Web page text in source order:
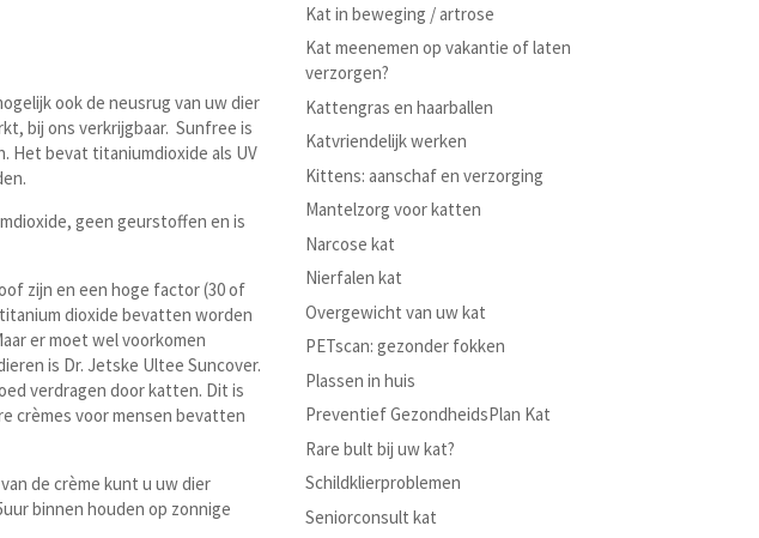
ook de neusrug van uw dier
bij ons verkrijgbaar. Sunfree is
Het bevat titaniumdioxide als UV
geen geurstoffen en is
zijn en een hoge factor (30 of
dioxide bevatten worden
er moet wel voorkomen
is Dr. Jetske Ultee Suncover.
verdragen door katten. Dit is
crèmes voor mensen bevatten
de crème kunt u uw dier
binnen houden op zonnige
Kat in beweging / artrose
Kat meenemen op vakantie of laten
verzorgen?
Kattengras en haarballen
Katvriendelijk werken
Kittens: aanschaf en verzorging
Mantelzorg voor katten
Narcose kat
Nierfalen kat
Overgewicht van uw kat
PETscan: gezonder fokken
Plassen in huis
Preventief GezondheidsPlan Kat
Rare bult bij uw kat?
Schildklierproblemen
Seniorconsult kat